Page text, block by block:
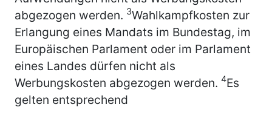
abgezogen werden. 3Wahlkampfkosten zur
Erlangung eines Mandats im Bundestag, im
Europäischen Parlament oder im Parlament
eines Landes dürfen nicht als
Werbungskosten abgezogen werden. 4Es
gelten entsprechend